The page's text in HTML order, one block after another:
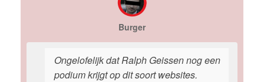
Burger
Ongelofelijk dat Ralph Geissen nog een
podium krijgt op dit soort websites.